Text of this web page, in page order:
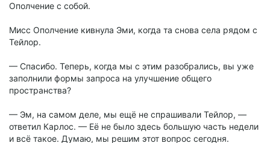
Ополчение с собой.
Мисс Ополчение кивнула Эми, когда та снова села рядом с
Тейлор.
— Спасибо. Теперь, когда мы с этим разобрались, вы уже
заполнили формы запроса на улучшение общего
пространства?
— Эм, на самом деле, мы ещё не спрашивали Тейлор, —
ответил Карлос. — Её не было здесь большую часть недели
и всё такое. Думаю, мы решим этот вопрос сегодня.